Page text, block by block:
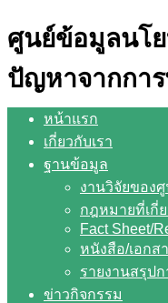
ศูนย์ข้อมูลนโ
ปัญหาจากกา
หน้าแรก
เกี่ยวกับเรา
ฐานข้อมูล
งานวิจัยของ
กฎหมายที่เกี่
Fact Sheet/
หนังสือ/เอกส
รายงานสรุป
ข่าวกิจกรรม